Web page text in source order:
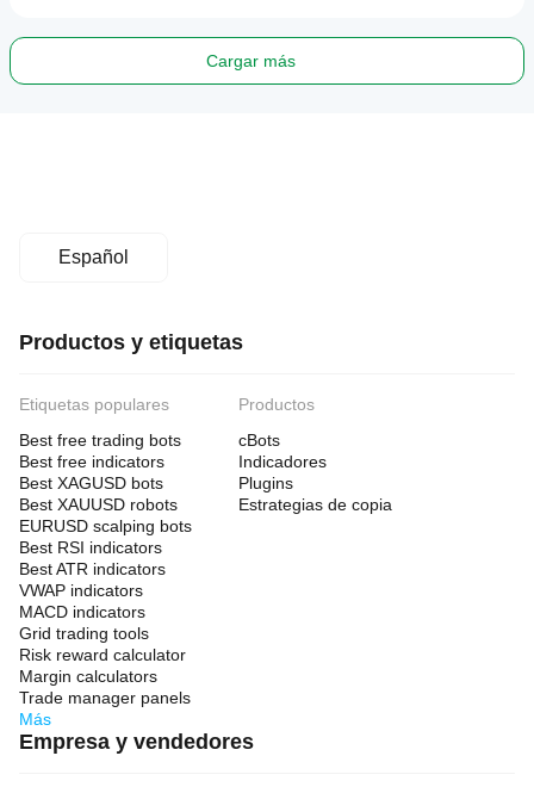
Cargar más
Español
Productos y etiquetas
Etiquetas populares
Best free trading bots
Best free indicators
Best XAGUSD bots
Best XAUUSD robots
EURUSD scalping bots
Best RSI indicators
Best ATR indicators
VWAP indicators
MACD indicators
Grid trading tools
Risk reward calculator
Margin calculators
Trade manager panels
Más
Productos
cBots
Indicadores
Plugins
Estrategias de copia
Empresa y vendedores